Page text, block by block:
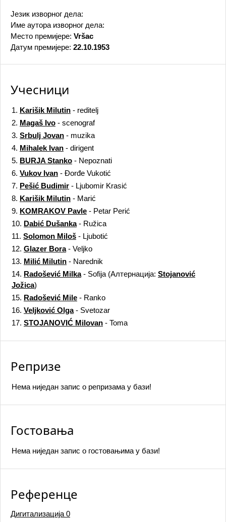
Језик изворног дела:
Име аутора изворног дела:
Место премијере: Vršac
Датум премијере: 22.10.1953
Учесници
1. Karišik Milutin - reditelj
2. Magaš Ivo - scenograf
3. Srbulj Jovan - muzika
4. Mihalek Ivan - dirigent
5. BURJA Stanko - Nepoznati
6. Vukov Ivan - Đorđe Vukotić
7. Pešić Budimir - Ljubomir Krasić
8. Karišik Milutin - Marić
9. KOMRAKOV Pavle - Petar Perić
10. Dabić Dušanka- Ružica
11. Solomon Miloš - Ljubotić
12. Glazer Bora- Veljko
13. Milić Milutin - Narednik
14. Radošević Milka- Sofija (Алтернација: Stojanović
Jožica)
15. Radošević Mile - Ranko
16. Veljković Olga- Svetozar
17. STOJANOVIĆ Milovan - Toma
Репризе
Нема ниједан запис o репризама у бази!
Гостовања
Нема ниједан запис o гостовањима у бази!
Референце
Дигитализација 0